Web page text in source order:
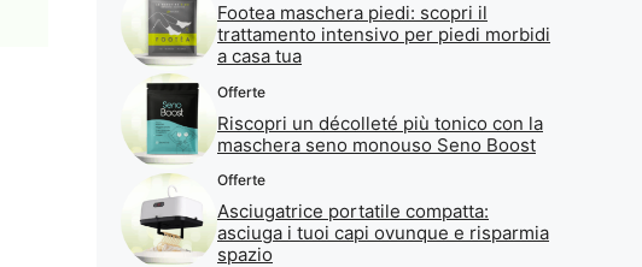
Footea maschera piedi: scopri il
trattamento intensivo per piedi morbidi
a casa tua
Offerte
Riscopri un décolleté più tonico con la
maschera seno monouso Seno Boost
Offerte
Asciugatrice portatile compatta:
asciuga i tuoi capi ovunque e risparmia
spazio